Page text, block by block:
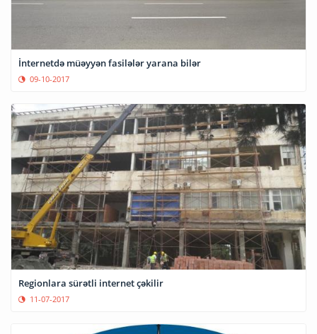
İnternetdə müəyyən fasilələr yarana bilər
09-10-2017
Regionlara sürətli internet çəkilir
11-07-2017